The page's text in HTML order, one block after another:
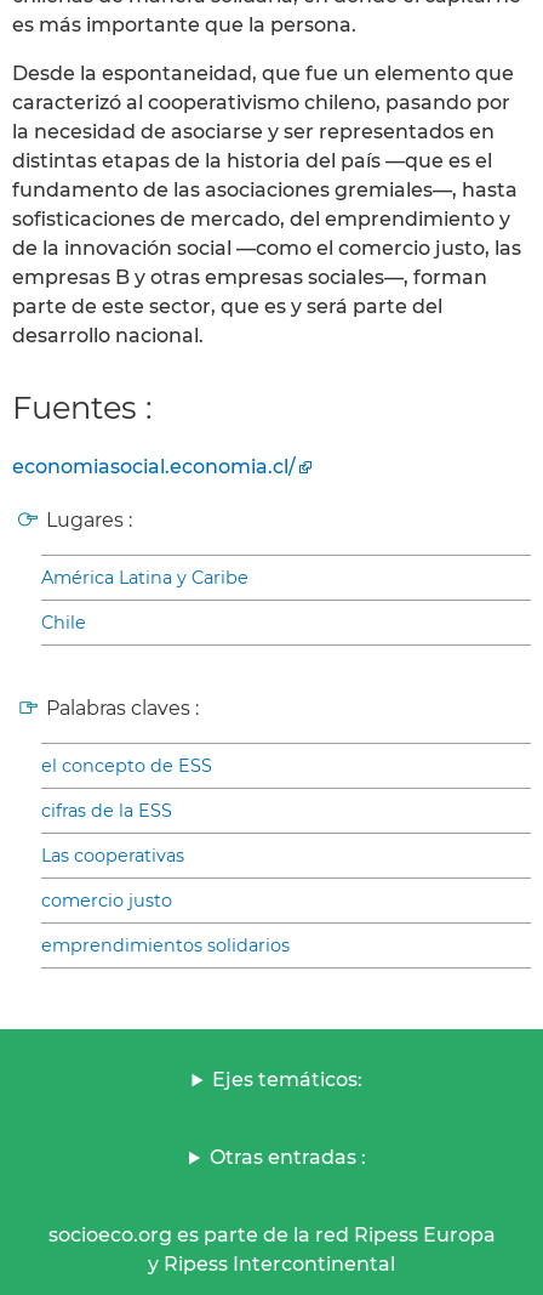
es más importante que la persona.
Desde la espontaneidad, que fue un elemento que
caracterizó al cooperativismo chileno, pasando por
la necesidad de asociarse y ser representados en
distintas etapas de la historia del país —que es el
fundamento de las asociaciones gremiales—, hasta
sofisticaciones de mercado, del emprendimiento y
de la innovación social —como el comercio justo, las
empresas B y otras empresas sociales—, forman
parte de este sector, que es y será parte del
desarrollo nacional.
Fuentes :
economiasocial.economia.cl/
Lugares :
América Latina y Caribe
Chile
Palabras claves :
el concepto de ESS
cifras de la ESS
Las cooperativas
comercio justo
emprendimientos solidarios
Ejes temáticos:
Otras entradas :
socioeco.org es parte de la red Ripess Europa
y Ripess Intercontinental